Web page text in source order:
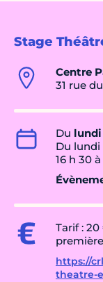
Stage
Centre
31 rue
Du lundi
Du lundi
16 h 30
Tarif :
https://
theatre-